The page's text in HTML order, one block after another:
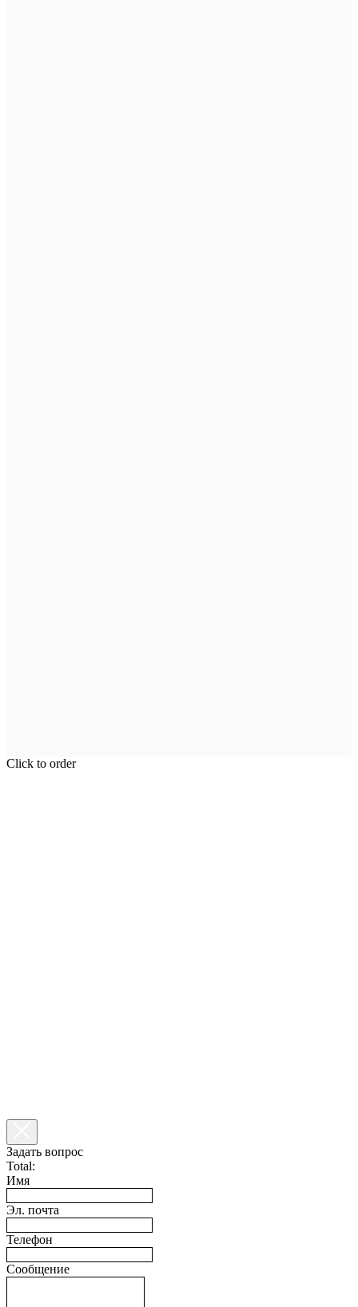
Click to order
Задать вопрос
Total:
Имя
Эл. почта
Телефон
Сообщение